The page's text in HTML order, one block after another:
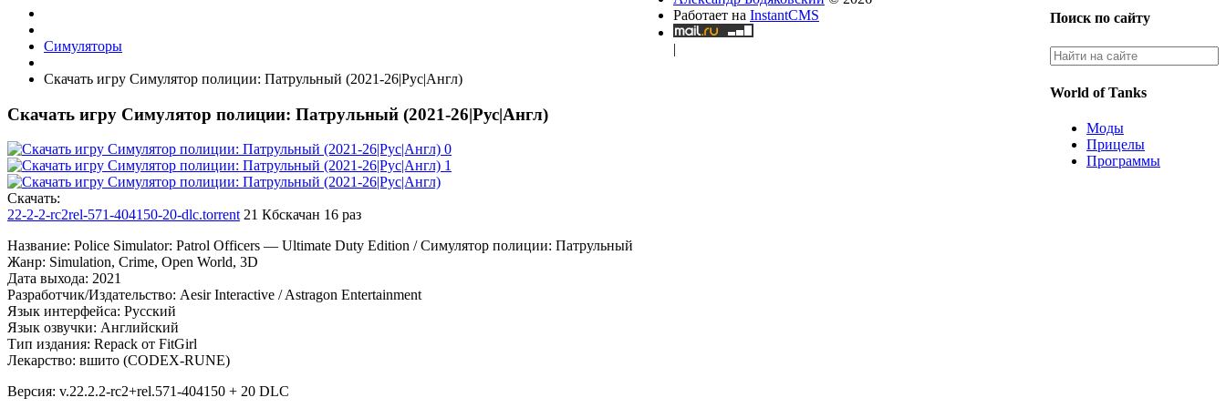
Симуляторы
Скачать игру Симулятор полиции: Патрульный (2021-26|Рус|Англ)
Скачать игру Симулятор полиции: Патрульный (2021-26|Рус|Англ)
Cкачать:
22-2-2-rc2rel-571-404150-20-dlc.torrent 21 Кбскачан 16 раз
Название: Police Simulator: Patrol Officers — Ultimate Duty Edition / Симулятор полиции: Патрульный
Жанр: Simulation, Crime, Open World, 3D
Дата выхода: 2021
Разработчик/Издательство: Aesir Interactive / Astragon Entertainment
Язык интерфейса: Русский
Язык озвучки: Английский
Тип издания: Repack от FitGirl
Лекарство: вшито (CODEX-RUNE)
Версия: v.22.2.2-rc2+rel.571-404150 + 20 DLC
Поиск по сайту
World of Tanks
Моды
Прицелы
Программы
Работает на InstantCMS
|